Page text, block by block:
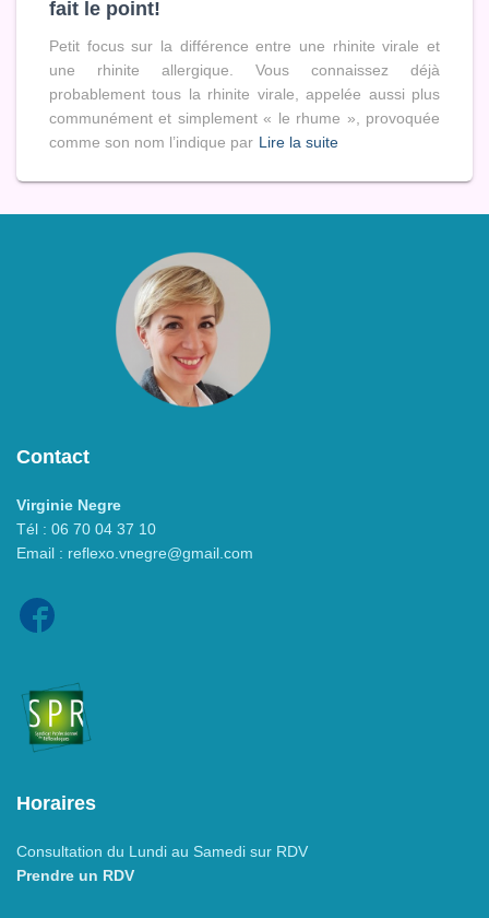
fait le point!
Petit focus sur la différence entre une rhinite virale et
une rhinite allergique. Vous connaissez déjà
probablement tous la rhinite virale, appelée aussi plus
communément et simplement « le rhume », provoquée
comme son nom l’indique par Lire la suite
Contact
Virginie Negre
Tél : 06 70 04 37 10
Email : reflexo.vnegre@gmail.com
Horaires
Consultation du Lundi au Samedi sur RDV
Prendre un RDV